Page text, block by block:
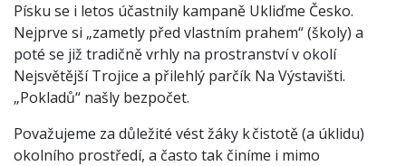
Písku se i letos účastnily kampaně Ukliďme Česko.
Nejprve si „zametly před vlastním prahem“ (školy) a
poté se již tradičně vrhly na prostranství v okolí
Nejsvětější Trojice a přilehlý parčík Na Výstavišti.
„Pokladů“ našly bezpočet.
Považujeme za důležité vést žáky k čistotě (a úklidu)
okolního prostředí, a často tak činíme i mimo